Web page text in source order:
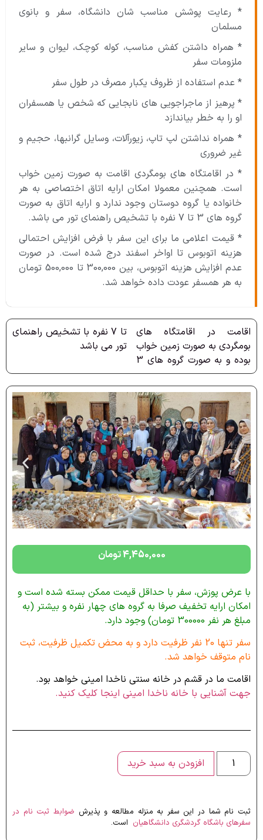
* رعایت پوشش مناسب شان دانشگاه، سفر و بانوی
مسلمان
* همراه داشتن کفش مناسب، کوله کوچک، لیوان و سایر
ملزومات سفر
* عدم استفاده از ظروف یکبار مصرف در طول سفر
* پرهیز از ماجراجویی های نابجایی که شخص یا همسفران
او را به خطر بیاندازد
* همراه نداشتن لپ تاپ، زیورآلات، وسایل گرانبها، حجیم و
غیر ضروری
* در اقامتگاه های بومگردی اقامت به صورت زمین خواب
است. همچنین معمولا امکان ارایه اتاق اختصاصی به هر
خانواده یا گروه دوستان وجود ندارد و ارایه اتاق به صورت
گروه های 3 تا 7 نفره با تشخیص راهنمای تور می باشد.
* قیمت اعلامی ما برای این سفر با فرض افزایش احتمالی
هزینه اتوبوس تا اواخر اسفند درج شده است. در صورت
عدم افزایش هزینه اتوبوس، بین 300,000 تا 500,000 تومان
به هر همسفر عودت داده خواهد شد.
اقامت در اقامتگاه های
بومگردی به صورت زمین خواب
بوده و به صورت گروه های 3
تا 7 نفره با تشخیص راهنمای
تور می باشد
4,450,000تومان
با عرض پوزش، سفر با حداقل قیمت ممکن بسته شده است و
امکان ارایه تخفیف صرفا به گروه های چهار نفره و بیشتر (به
مبلغ هر نفر 300000 تومان) وجود دارد.
سفر تنها 20 نفر ظرفیت دارد و به محض تکمیل ظرفیت، ثبت
نام متوقف خواهد شد.
اقامت ما در قشم در خانه سنتی ناخدا امینی خواهد بود.
جهت آشنایی با خانه ناخدا امینی اینجا کلیک کنید.
افزودن به سبد خرید
ثبت نام شما در این سفر به منزله مطالعه و پذیرش ضوابط ثبت نام در
سفرهای باشگاه گردشگری دانشگاهیان است.